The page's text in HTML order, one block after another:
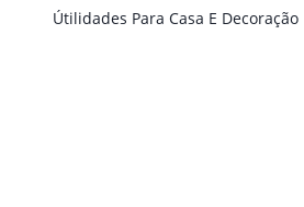
Útilidades Para Casa E Decoração